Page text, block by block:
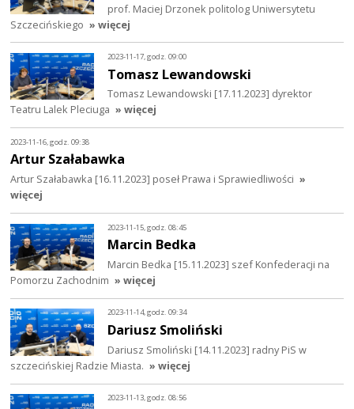
prof. Maciej Drzonek politolog Uniwersytetu
Szczecińskiego » więcej
2023-11-17, godz. 09:00
Tomasz Lewandowski
Tomasz Lewandowski [17.11.2023] dyrektor
Teatru Lalek Pleciuga » więcej
2023-11-16, godz. 09:38
Artur Szałabawka
Artur Szałabawka [16.11.2023] poseł Prawa i Sprawiedliwości »
więcej
2023-11-15, godz. 08:45
Marcin Bedka
Marcin Bedka [15.11.2023] szef Konfederacji na
Pomorzu Zachodnim » więcej
2023-11-14, godz. 09:34
Dariusz Smoliński
Dariusz Smoliński [14.11.2023] radny PiS w
szczecińskiej Radzie Miasta. » więcej
2023-11-13, godz. 08:56